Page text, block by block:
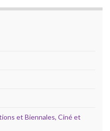
et Biennales, Ciné et